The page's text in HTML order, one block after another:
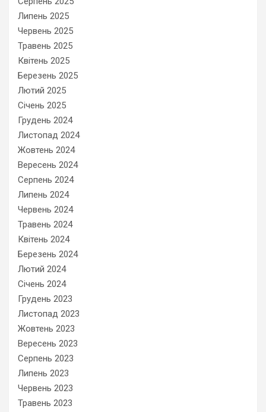
Липень 2025
Червень 2025
Травень 2025
Квітень 2025
Березень 2025
Лютий 2025
Січень 2025
Грудень 2024
Листопад 2024
Жовтень 2024
Вересень 2024
Серпень 2024
Липень 2024
Червень 2024
Травень 2024
Квітень 2024
Березень 2024
Лютий 2024
Січень 2024
Грудень 2023
Листопад 2023
Жовтень 2023
Вересень 2023
Серпень 2023
Липень 2023
Червень 2023
Травень 2023